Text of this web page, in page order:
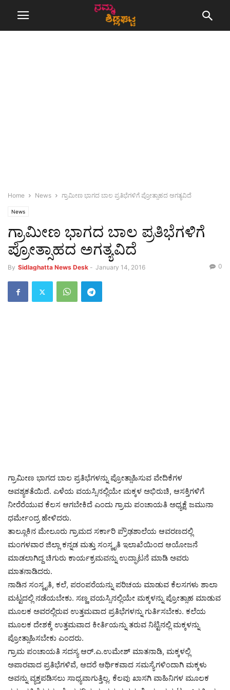
Home News ಗ್ರಾಮೀಣ ಭಾಗದ ಬಾಲ ಪ್ರತಿಭೆಗಳಿಗೆ ಪ್ರೋತ್ಸಾಹದ ಅಗತ್ಯವಿದೆ
News
ಗ್ರಾಮೀಣ ಭಾಗದ ಬಾಲ ಪ್ರತಿಭೆಗಳಿಗೆ
ಪ್ರೋತ್ಸಾಹದ ಅಗತ್ಯವಿದೆ
By Sidlaghatta News Desk - January 14, 2016 0
ಗ್ರಾಮೀಣ ಭಾಗದ ಬಾಲ ಪ್ರತಿಭೆಗಳನ್ನು ಪ್ರೋತ್ಸಾಹಿಸುವ ವೇದಿಕೆಗಳ
ಅವಶ್ಯಕತೆಯಿದೆ. ಎಳೆಯ ವಯಸ್ಸಿನಲ್ಲಿಯೇ ಮಕ್ಕಳ ಅಭಿರುಚಿ, ಆಸಕ್ತಿಗಳಿಗೆ
ನೀರೆರೆಯುವ ಕೆಲಸ ಆಗಬೇಕಿದೆ ಎಂದು ಗ್ರಾಮ ಪಂಚಾಯತಿ ಅಧ್ಯಕ್ಷೆ ಜಮುನಾ
ಧರ್ಮೇಂದ್ರ ಹೇಳಿದರು.
ತಾಲ್ಲೂಕಿನ ಮೇಲೂರು ಗ್ರಾಮದ ಸರ್ಕಾರಿ ಪ್ರೌಢಶಾಲೆಯ ಆವರಣದಲ್ಲಿ
ಮಂಗಳವಾರ ಜಿಲ್ಲಾ ಕನ್ನಡ ಮತ್ತು ಸಂಸ್ಕೃತಿ ಇಲಾಖೆಯಿಂದ ಆಯೋಜನೆ
ಮಾಡಲಾಗಿದ್ದ ಚಿಗುರು ಕಾರ್ಯಕ್ರಮವನ್ನು ಉದ್ಘಾಟನೆ ಮಾಡಿ ಅವರು
ಮಾತನಾಡಿದರು.
ನಾಡಿನ ಸಂಸ್ಕೃತಿ, ಕಲೆ, ಪರಂಪರೆಯನ್ನು ಪರಿಚಯ ಮಾಡುವ ಕೆಲಸಗಳು ಶಾಲಾ
ಮಟ್ಟದಲ್ಲಿ ನಡೆಯಬೇಕು. ಸಣ್ಣ ವಯಸ್ಸಿನಲ್ಲಿಯೇ ಮಕ್ಕಳನ್ನು ಪ್ರೋತ್ಸಾಹ ಮಾಡುವ
ಮೂಲಕ ಅವರಲ್ಲಿರುವ ಉತ್ತಮವಾದ ಪ್ರತಿಭೆಗಳನ್ನು ಗುರ್ತಿಸಬೇಕು. ಕಲೆಯ
ಮೂಲಕ ದೇಶಕ್ಕೆ ಉತ್ತಮವಾದ ಕೀರ್ತಿಯನ್ನು ತರುವ ನಿಟ್ಟಿನಲ್ಲಿ ಮಕ್ಕಳನ್ನು
ಪ್ರೋತ್ಸಾಹಿಸಬೇಕು ಎಂದರು.
ಗ್ರಾಮ ಪಂಚಾಯತಿ ಸದಸ್ಯ ಆರ್.ಎ.ಉಮೇಶ್ ಮಾತನಾಡಿ, ಮಕ್ಕಳಲ್ಲಿ
ಅಪಾರವಾದ ಪ್ರತಿಭೆಗಳಿವೆ, ಆದರೆ ಆರ್ಥಿಕವಾದ ಸಮಸ್ಯೆಗಳಿಂದಾಗಿ ಮಕ್ಕಳು
ಅವನ್ನು ವ್ಯಕ್ತಪಡಿಸಲು ಸಾಧ್ಯವಾಗುತ್ತಿಲ್ಲ. ಕೆಲವು ಖಾಸಗಿ ವಾಹಿನಿಗಳ ಮೂಲಕ